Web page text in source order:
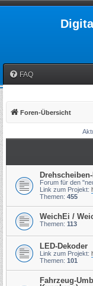
FAQ
Foren-Übersicht
Forum für den
Link zum Projekt:
Themen: 455
WeichEi /
Themen: 113
LED-Dekoder
Link zum Projekt:
Themen: 101
Fahrzeug-